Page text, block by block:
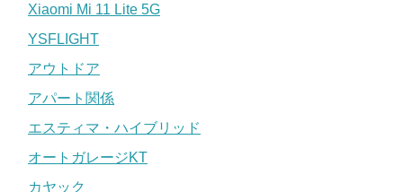
Xiaomi Mi 11 Lite 5G
YSFLIGHT
アウトドア
アパート関係
エスティマ・ハイブリッド
オートガレージKT
カヤック